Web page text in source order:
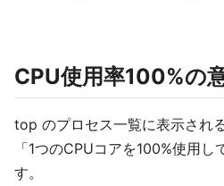
CPU使用率100%の
top のプロセス一覧に表示され
「1つのCPUコアを100%使用
す。